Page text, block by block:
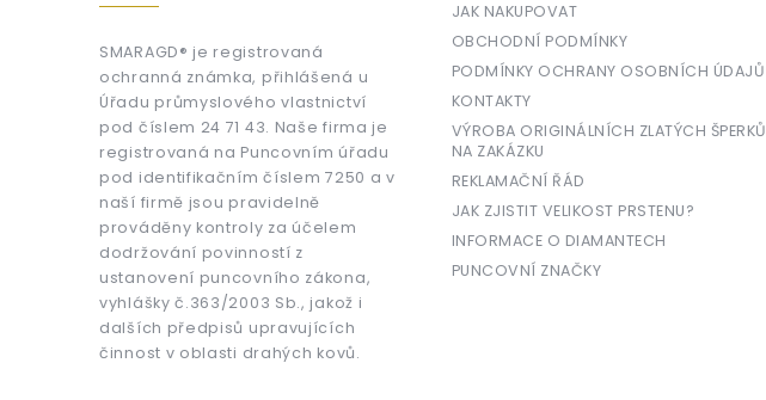
SMARAGD® je registrovaná
ochranná známka, přihlášená u
Úřadu průmyslového vlastnictví
pod číslem 24 71 43. Naše firma je
registrovaná na Puncovním úřadu
pod identifikačním číslem 7250 a v
naší firmě jsou pravidelně
prováděny kontroly za účelem
dodržování povinností z
ustanovení puncovního zákona,
vyhlášky č.363/2003 Sb., jakož i
dalších předpisů upravujících
činnost v oblasti drahých kovů.
JAK NAKUPOVAT
OBCHODNÍ PODMÍNKY
PODMÍNKY OCHRANY OSOBNÍCH ÚDAJŮ
KONTAKTY
VÝROBA ORIGINÁLNÍCH ZLATÝCH ŠPERKŮ
NA ZAKÁZKU
REKLAMAČNÍ ŘÁD
JAK ZJISTIT VELIKOST PRSTENU?
INFORMACE O DIAMANTECH
PUNCOVNÍ ZNAČKY